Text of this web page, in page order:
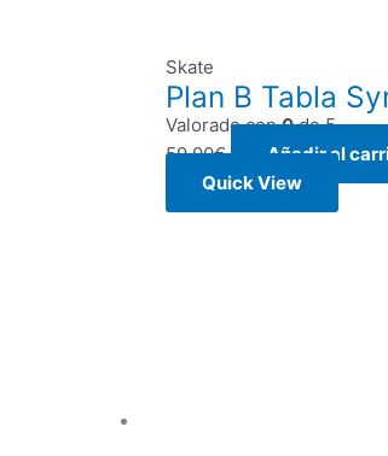
Skate
Plan B Tabla
Valorado con0de 5
59,90€
Añadir al
Quick View